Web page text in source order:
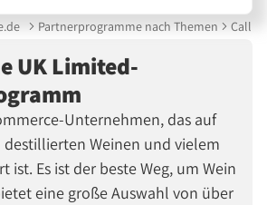
Partnerprogramme nach Themen
UK Limited-
Unternehmen, das auf
destillierten Weinen und vielem
ist. Es ist der beste Weg, um Wein
eine große Auswahl von über